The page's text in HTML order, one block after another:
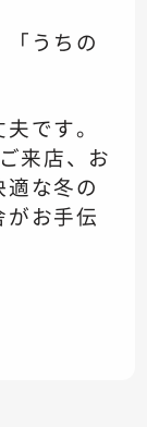
「うちの
です。
来店、お
な冬の
お手伝